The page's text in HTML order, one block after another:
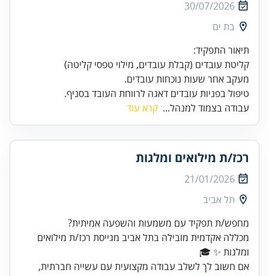
30/07/2026
בת ים
טיפול בפניות עובדים דאגה לרווחת העובד בסניף.
עבודה בצמוד למנהל... קרא עוד
רכז/ת מילואים ומלגות
21/01/2026
תל אביב
מכללה אקדמית מובילה בתל אביב מגייסת רכז/ת מילואים
ומלגות ✨ 🎓
אם חשוב לך לשלב עבודה מקצועית עם עשייה חברתית,